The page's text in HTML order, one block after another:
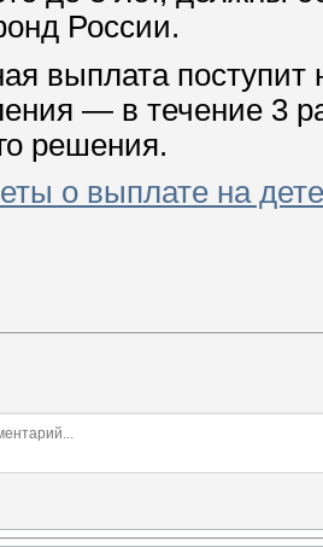
России.
выплата поступит
— в течение 3
решения.
о выплате на